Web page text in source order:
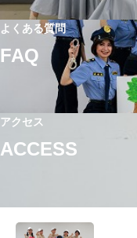
よくある質問
FAQ
アクセス
ACCESS